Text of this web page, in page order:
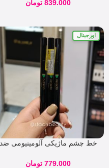
839.000 تومان
اورجینال
خط چشم ماژیکی آلومینیومی ضد
779.000 تومان